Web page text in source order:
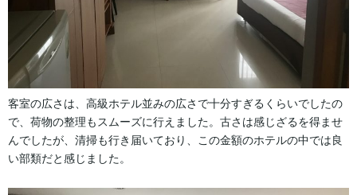
客室の広さは、高級ホテル並みの広さで十分すぎるくらいでしたの
で、荷物の整理もスムーズに行えました。古さは感じざるを得ませ
んでしたが、清掃も行き届いており、この金額のホテルの中では良
い部類だと感じました。